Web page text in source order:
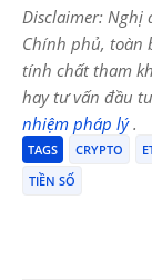
Disclaimer: Nghị
Chính phủ, toàn
tính chất tham
hay tư vấn đầu
nhiệm pháp lý.
TAGS CRYPTO
TIỀN SỐ